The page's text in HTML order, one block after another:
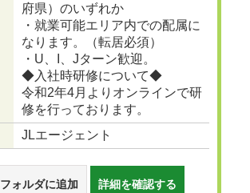
府県）のいずれか
・就業可能エリア内での配属に
なります。（転居必須）
・U、I、Jターン歓迎。
◆入社時研修について◆
令和2年4月よりオンラインで研
修を行っております。
JLエージェント
ォルダに追加 詳細を確認する